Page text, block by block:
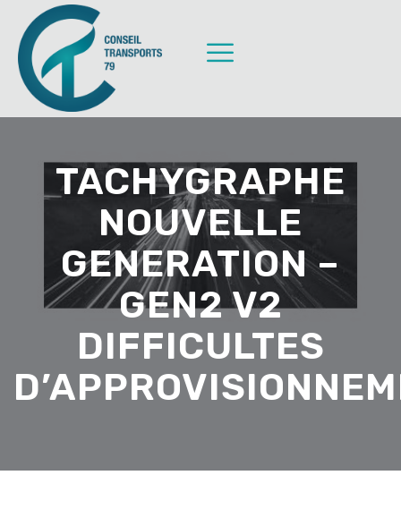
TACHYGRAPHE
NOUVELLE
GENERATION –
GEN2 V2
DIFFICULTES